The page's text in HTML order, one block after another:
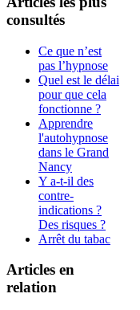
consultés
Ce que n’est
pas l’hypnose
Quel est le délai
pour que cela
fonctionne ?
Apprendre
l'autohypnose
dans le Grand
Nancy
Y a-t-il des
contre-
indications ?
Des risques ?
Arrêt du tabac
Articles en
relation